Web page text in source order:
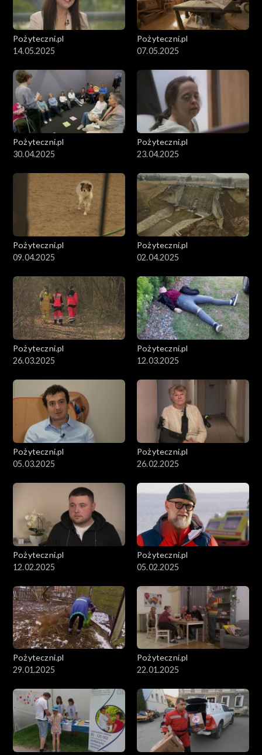
Pożyteczni.pl
14.05.2025
Pożyteczni.pl
07.05.2025
Pożyteczni.pl
30.04.2025
Pożyteczni.pl
23.04.2025
Pożyteczni.pl
09.04.2025
Pożyteczni.pl
02.04.2025
Pożyteczni.pl
26.03.2025
Pożyteczni.pl
12.03.2025
Pożyteczni.pl
05.03.2025
Pożyteczni.pl
26.02.2025
Pożyteczni.pl
12.02.2025
Pożyteczni.pl
05.02.2025
Pożyteczni.pl
29.01.2025
Pożyteczni.pl
22.01.2025